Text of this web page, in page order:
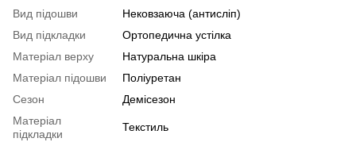
Вид підошви
Нековзаюча (антисліп)
Вид підкладки
Ортопедична устілка
Матеріал верху
Натуральна шкіра
Матеріал підошви
Поліуретан
Сезон
Демісезон
Матеріал
підкладки
Текстиль